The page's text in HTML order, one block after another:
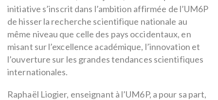
initiative s’inscrit dans l’ambition affirmée de l’UM6P
de hisser la recherche scientifique nationale au
même niveau que celle des pays occidentaux, en
misant sur l’excellence académique, l’innovation et
l’ouverture sur les grandes tendances scientifiques
internationales.
Raphaël Liogier, enseignant à l’UM6P, a pour sa part,